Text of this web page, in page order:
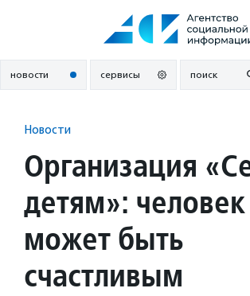
новости сервисы поиск
Новости
Организация
детям»:
может быть
счастливым